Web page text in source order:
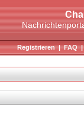
Registrieren|FAQ